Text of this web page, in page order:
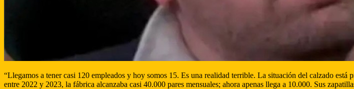
“Llegamos a tener casi 120 empleados y hoy somos 15. Es una realidad terrible. La situación del calzado
entre 2022 y 2023, la fábrica alcanzaba casi 40.000 pares mensuales; ahora apenas llega a 10.000. Sus